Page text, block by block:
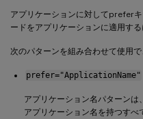
アプリケーションに対してprefer
ードをアプリケーションに適用する
次のパターンを組み合わせて使用で
prefer="ApplicationName"
アプリケーション名パターン
アプリケーション名を持つす